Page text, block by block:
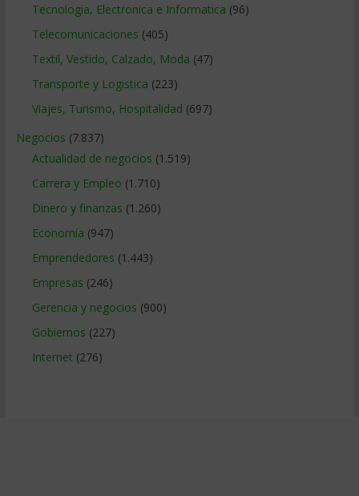
Tecnologia, Electronica e Informatica (96)
Telecomunicaciones (405)
Textil, Vestido, Calzado, Moda (47)
Transporte y Logistica (223)
Viajes, Turismo, Hospitalidad (697)
Negocios (7.837)
Actualidad de negocios (1.519)
Carrera y Empleo (1.710)
Dinero y finanzas (1.260)
Economía (947)
Emprendedores (1.443)
Empresas (246)
Gerencia y negocios (900)
Gobiernos (227)
Internet (276)